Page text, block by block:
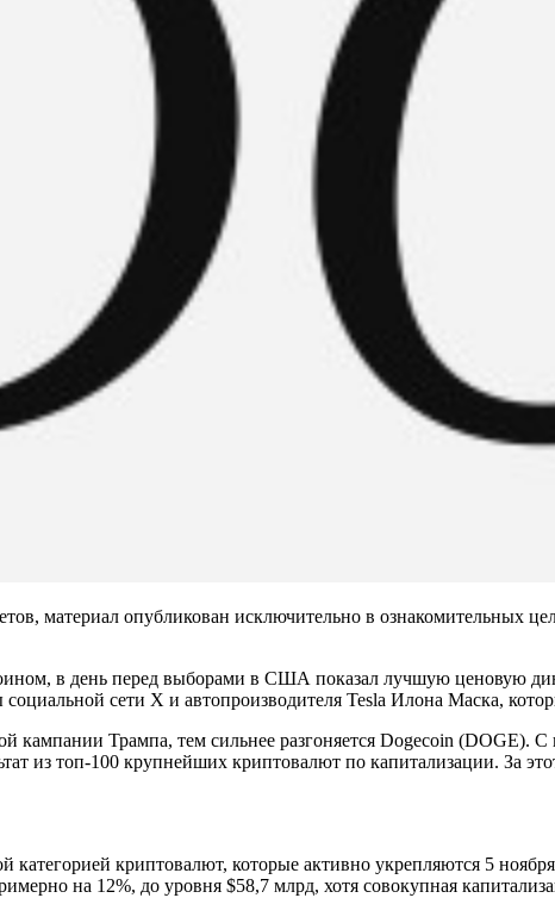
материал опубликован исключительно в ознакомительных
в день перед выборами в США показал лучшую ценовую
социальной сети X и автопроизводителя Tesla Илона Маска,
кампании Трампа, тем сильнее разгоняется Dogecoin (DOGE). С
из топ-100 крупнейших криптовалют по капитализации. За
категорией криптовалют, которые активно укрепляются 5
на 12%, до уровня $58,7 млрд, хотя совокупная